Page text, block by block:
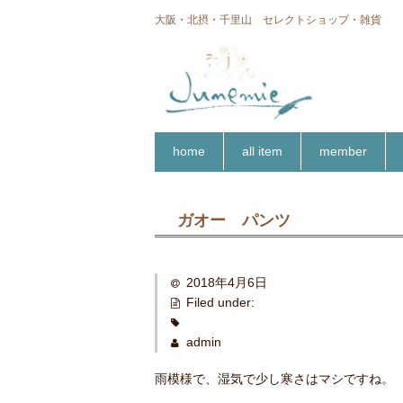
大阪・北摂・千里山 セレクトショップ・雑貨
home all item member
ガオー パンツ
2018年4月6日
Filed under:
admin
雨模様で、湿気で少し寒さはマシですね。